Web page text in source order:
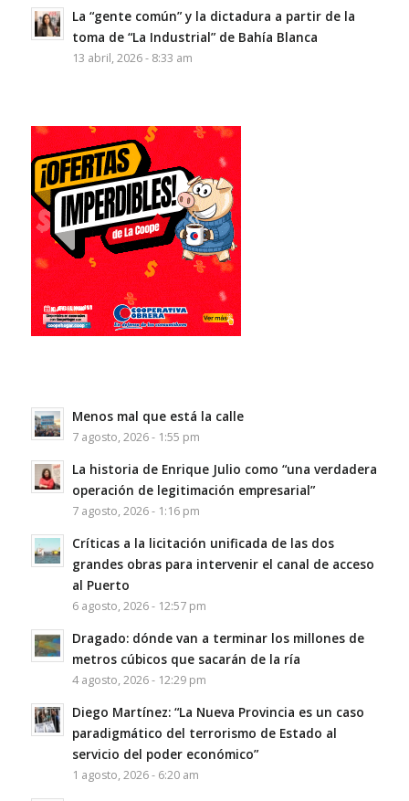
La “gente común” y la dictadura a partir de la
toma de “La Industrial” de Bahía Blanca
13 abril, 2026 - 8:33 am
Menos mal que está la calle
7 agosto, 2026 - 1:55 pm
La historia de Enrique Julio como “una verdadera
operación de legitimación empresarial”
7 agosto, 2026 - 1:16 pm
Críticas a la licitación unificada de las dos
grandes obras para intervenir el canal de acceso
al Puerto
6 agosto, 2026 - 12:57 pm
Dragado: dónde van a terminar los millones de
metros cúbicos que sacarán de la ría
4 agosto, 2026 - 12:29 pm
Diego Martínez: “La Nueva Provincia es un caso
paradigmático del terrorismo de Estado al
servicio del poder económico”
1 agosto, 2026 - 6:20 am